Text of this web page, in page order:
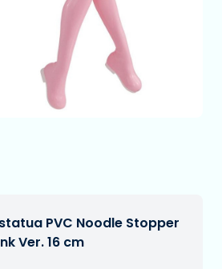
PVC Noodle Stopper
Ver. 16 cm